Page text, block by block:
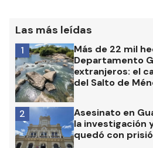
Las más leídas
Más de 22 mil
Departamento
extranjeros: el
del Salto de
1
Asesinato en
la investigación
quedó con
2